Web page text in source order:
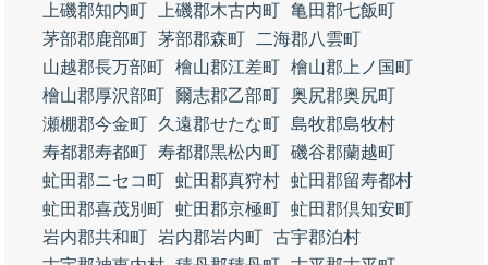
上磯郡知内町
上磯郡木古内町 亀田郡七飯町
茅部郡鹿部町 茅部郡森町
二海郡八雲町
山越郡長万部町 檜山郡江差町 檜山郡上ノ国町
檜山郡厚沢部町 爾志郡乙部町 奥尻郡奥尻町
瀬棚郡今金町
久遠郡せたな町 島牧郡島牧村
寿都郡寿都町 寿都郡黒松内町 磯谷郡蘭越町
虻田郡ニセコ町 虻田郡真狩村 虻田郡留寿都村
虻田郡喜茂別町 虻田郡京極町 虻田郡倶知安町
岩内郡共和町 岩内郡岩内町 古宇郡泊村